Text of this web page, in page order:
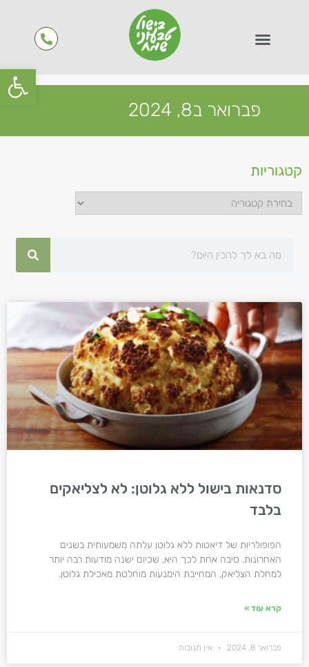
פתח
פברואר ב8, 2024
קטגוריות
סדנאות בישול ללא גלוטן: לא לצליאקים
בלבד
הפופולריות של דיאטות ללא גלוטן עלתה משמעותית בשנים
האחרונות. סיבה אחת לכך היא, שכיום ישנה מודעות רבה יותר
למחלת הצליאק, המחייבת הימנעות מוחלטת מאכילת גלוטן.
קרא עוד »
פברואר 8, 2024 אין תגובות